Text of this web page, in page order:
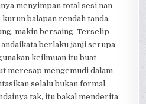
menyimpan total sesi nan
balapan rendah tanda,
makin bersaing. Terselip
berlaku janji serupa
keilmuan itu buat
meresap mengemudi dalam
selalu bukan formal
tak, itu bakal menderita